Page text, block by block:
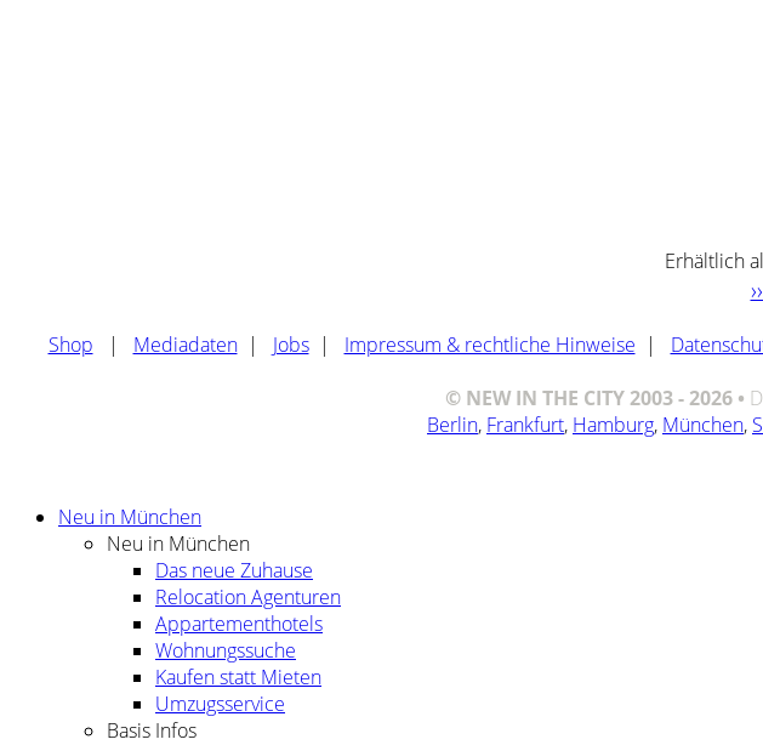
Erhältlich
Shop | Mediadaten| Jobs| Impressum & rechtliche Hinweise |
© NEW IN THE CITY 2003 - 2026 •
Berlin, Frankfurt, Hamburg, München,
Neu in München
Neu in München
Das neue Zuhause
Relocation Agenturen
Appartementhotels
Wohnungssuche
Kaufen statt Mieten
Umzugsservice
Basis Infos